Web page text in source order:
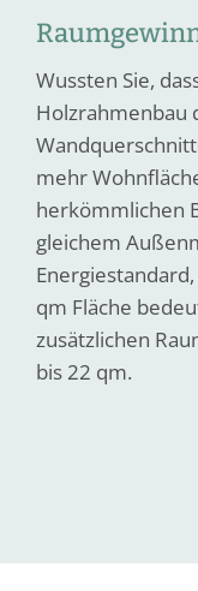
Wussten Sie,
Holzrahmenbau
mehr
herkömmlichen
gleichem
qm Fläche
zusätzlichen
bis 22 qm.